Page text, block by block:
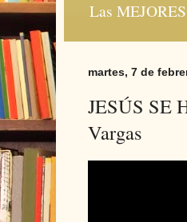
Las
martes, 7 de
JESÚS SE
Vargas